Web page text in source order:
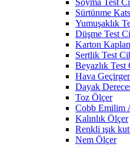
Soyma Test
Sürtünme
Yumuşaklık
Düşme Test
Karton
Sertlik Test
Beyazlık Test
Hava
Dayak
Toz Ölçer
Cobb Emilim
Kalınlık Ölçer
Renkli ışık
Nem Ölçer